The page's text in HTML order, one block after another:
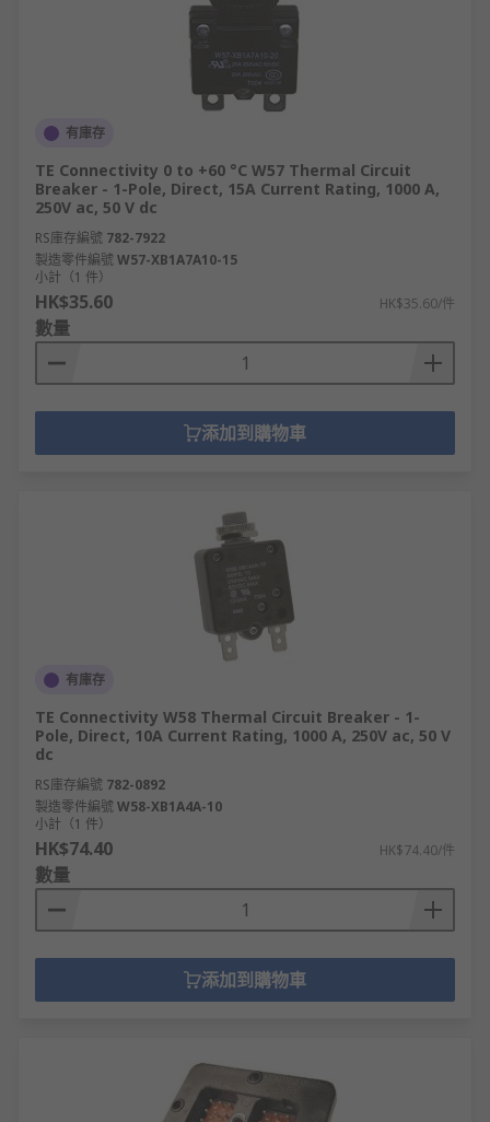
有庫存
TE Connectivity 0 to +60 °C W57 Thermal Circuit
Breaker - 1-Pole, Direct, 15A Current Rating, 1000 A,
250V ac, 50 V dc
RS庫存編號 782-7922
製造零件編號W57-XB1A7A10-15
小計（1 件）
HK$35.60 HK$35.60/件
數量
添加到購物車
有庫存
TE Connectivity W58 Thermal Circuit Breaker - 1-
Pole, Direct, 10A Current Rating, 1000 A, 250V ac, 50 V
dc
RS庫存編號 782-0892
製造零件編號W58-XB1A4A-10
小計（1 件）
HK$74.40 HK$74.40/件
數量
添加到購物車